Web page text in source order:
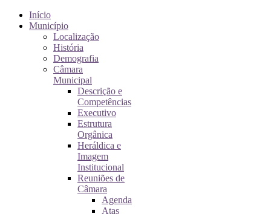
Início
Município
Localização
História
Demografia
Câmara
Municipal
Descrição e
Competências
Executivo
Estrutura
Orgânica
Heráldica e
Imagem
Institucional
Reuniões de
Câmara
Agenda
Atas